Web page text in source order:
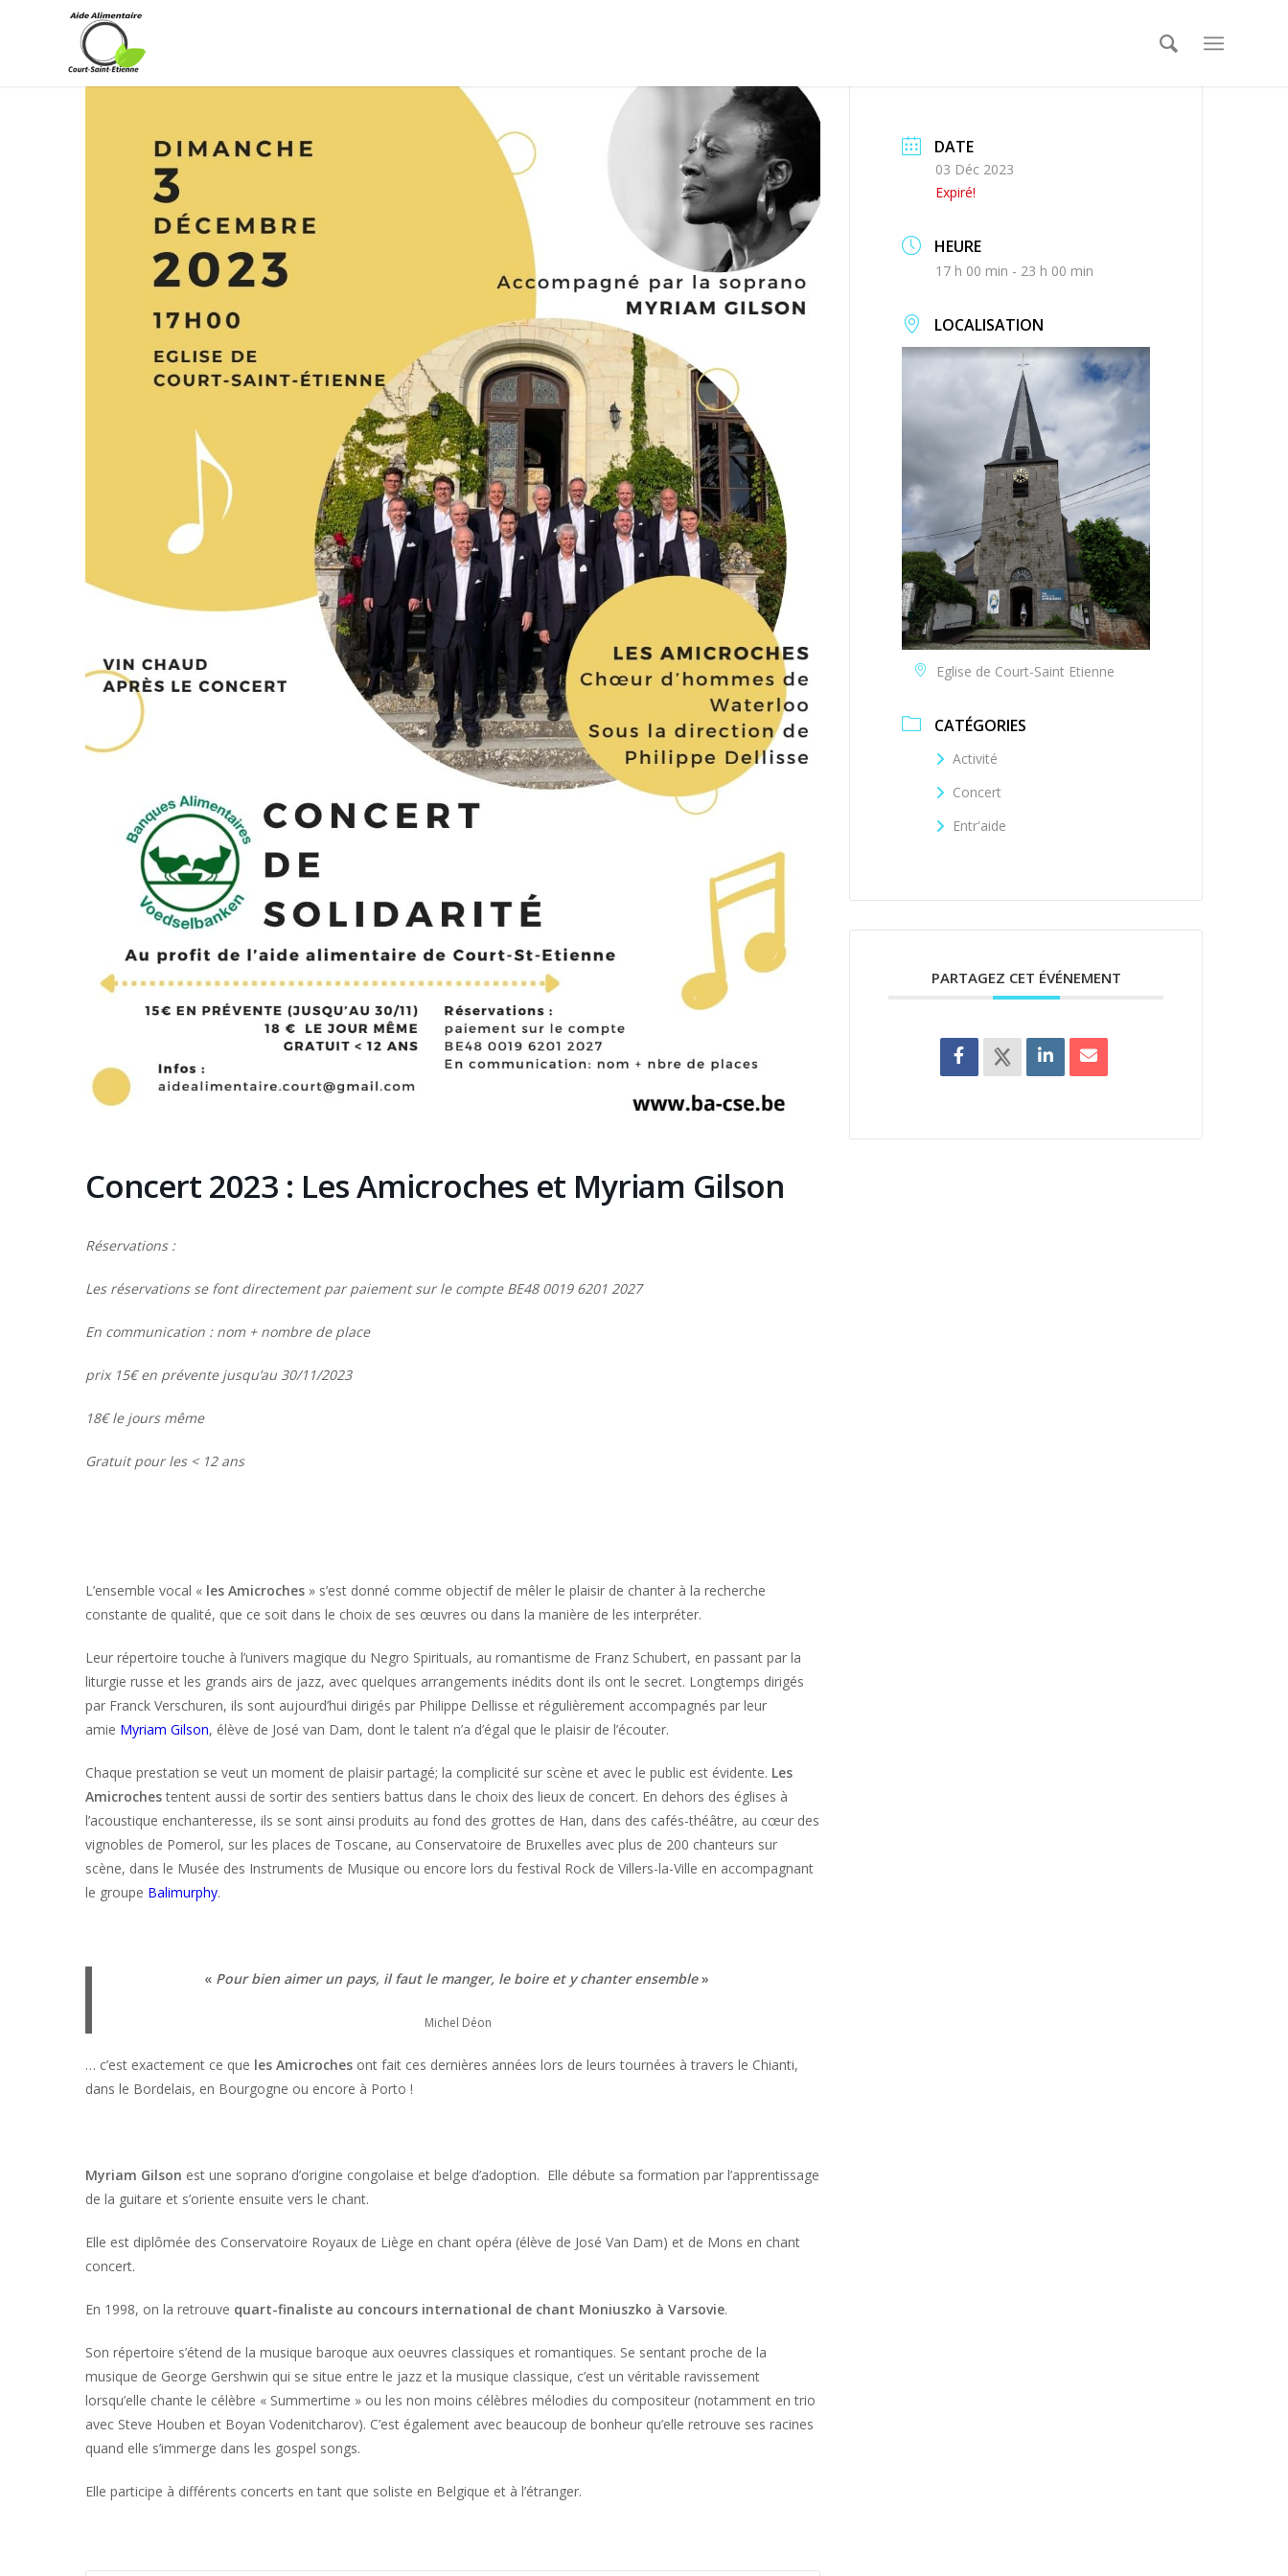
Concert 2023 : Les Amicroches et Myriam Gilson
Réservations :
Les réservations se font directement par paiement sur le compte BE48 0019 6201 2027
En communication : nom + nombre de place
prix 15€ en prévente jusqu’au 30/11/2023
18€ le jours même
Gratuit pour les < 12 ans
L’ensemble vocal « les Amicroches » s’est donné comme objectif de mêler le plaisir de chanter à la recherche
constante de qualité, que ce soit dans le choix de ses œuvres ou dans la manière de les interpréter.
Leur répertoire touche à l’univers magique du Negro Spirituals, au romantisme de Franz Schubert, en passant par la
liturgie russe et les grands airs de jazz, avec quelques arrangements inédits dont ils ont le secret. Longtemps dirigés
par Franck Verschuren, ils sont aujourd’hui dirigés par Philippe Dellisse et régulièrement accompagnés par leur
amie Myriam Gilson, élève de José van Dam, dont le talent n’a d’égal que le plaisir de l’écouter.
Chaque prestation se veut un moment de plaisir partagé; la complicité sur scène et avec le public est évidente. Les
Amicrochestentent aussi de sortir des sentiers battus dans le choix des lieux de concert. En dehors des églises à
l’acoustique enchanteresse, ils se sont ainsi produits au fond des grottes de Han, dans des cafés-théâtre, au cœur des
vignobles de Pomerol, sur les places de Toscane, au Conservatoire de Bruxelles avec plus de 200 chanteurs sur
scène, dans le Musée des Instruments de Musique ou encore lors du festival Rock de Villers-la-Ville en accompagnant
le groupe Balimurphy.
« Pour bien aimer un pays, il faut le manger, le boire et y chanter ensemble»
Michel Déon
… c’est exactement ce que les Amicroches ont fait ces dernières années lors de leurs tournées à travers le Chianti,
dans le Bordelais, en Bourgogne ou encore à Porto !
Myriam Gilson est une soprano d’origine congolaise et belge d’adoption. Elle débute sa formation par l’apprentissage
de la guitare et s’oriente ensuite vers le chant.
Elle est diplômée des Conservatoire Royaux de Liège en chant opéra (élève de José Van Dam) et de Mons en chant
concert.
En 1998, on la retrouve quart-finaliste au concours international de chant Moniuszko à Varsovie.
Son répertoire s’étend de la musique baroque aux oeuvres classiques et romantiques. Se sentant proche de la
musique de George Gershwin qui se situe entre le jazz et la musique classique, c’est un véritable ravissement
lorsqu’elle chante le célèbre « Summertime » ou les non moins célèbres mélodies du compositeur (notamment en trio
avec Steve Houben et Boyan Vodenitcharov). C’est également avec beaucoup de bonheur qu’elle retrouve ses racines
quand elle s’immerge dans les gospel songs.
Elle participe à différents concerts en tant que soliste en Belgique et à l’étranger.
DATE
03 Déc 2023
Expiré!
HEURE
17 h 00 min - 23 h 00 min
LOCALISATION
Eglise de Court-Saint Etienne
CATÉGORIES
Activité
Concert
Entr'aide
PARTAGEZ CET ÉVÉNEMENT